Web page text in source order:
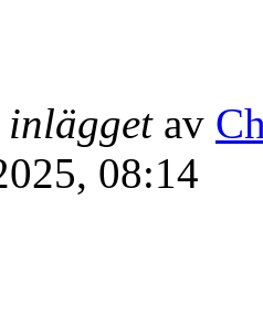
inläggetav
08:14